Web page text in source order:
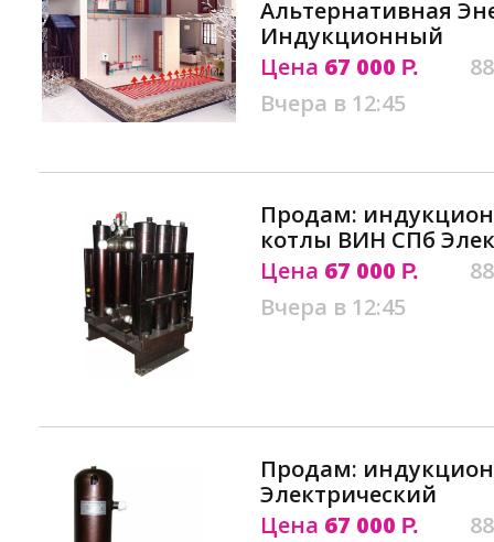
Альтернативная
Индукционный
Цена 67 000 Р.
Вчера в 12:45
Продам:
котлы ВИН СПб
Цена 67 000 Р.
Вчера в 12:45
Продам:
Электрический
Цена 67 000 Р.